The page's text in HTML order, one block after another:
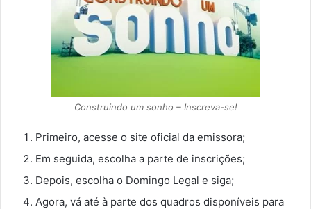
Construindo um sonho – Inscreva-se!
Primeiro, acesse o site oficial da emissora;
Em seguida, escolha a parte de inscrições;
Depois, escolha o Domingo Legal e siga;
Agora, vá até à parte dos quadros disponíveis para